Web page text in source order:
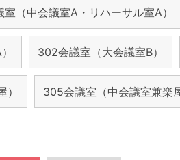
室（中会議室A・リハーサル室A）
302会議室（大会議室B）
305会議室（中会議室兼楽屋